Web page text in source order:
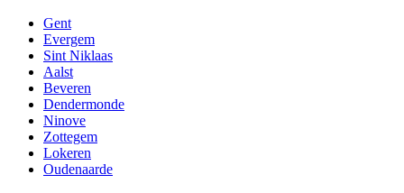
Gent
Evergem
Sint Niklaas
Aalst
Beveren
Dendermonde
Ninove
Zottegem
Lokeren
Oudenaarde